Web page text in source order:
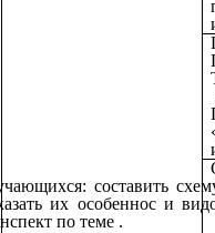
составить
их особеннос и
по теме .